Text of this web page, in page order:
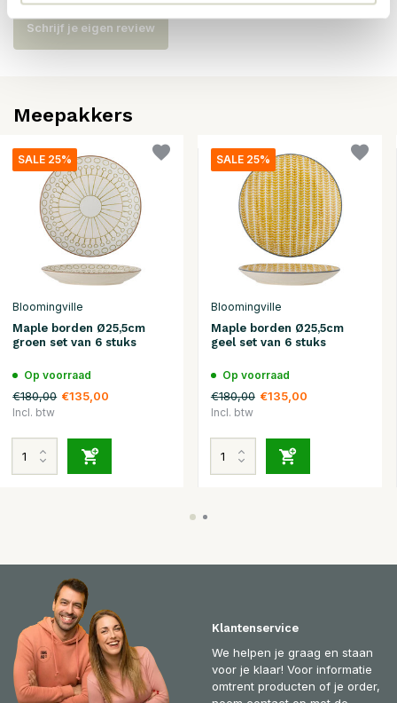
Schrijf je eigen review
Meepakkers
SALE 25%
Bloomingville
Maple borden Ø25,5cm
groen set van 6 stuks
Op voorraad
€180,00 €135,00
Incl. btw
SALE 25%
Bloomingville
Maple borden Ø25,5cm
geel set van 6 stuks
Op voorraad
€180,00 €135,00
Incl. btw
Klantenservice
We helpen je graag en staan
voor je klaar! Voor informatie
omtrent producten of je order,